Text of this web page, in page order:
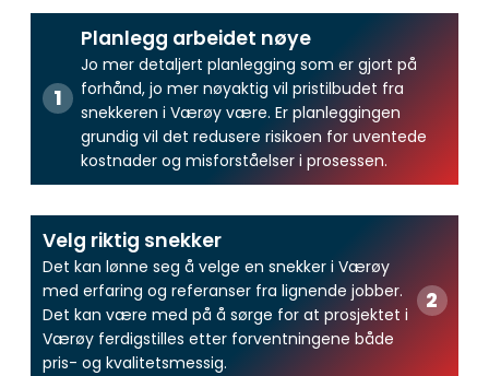
Planlegg arbeidet nøye
Jo mer detaljert planlegging som er gjort på
forhånd, jo mer nøyaktig vil pristilbudet fra
snekkeren i Værøy være. Er planleggingen
grundig vil det redusere risikoen for uventede
kostnader og misforståelser i prosessen.
Velg riktig snekker
Det kan lønne seg å velge en snekker i Værøy
med erfaring og referanser fra lignende jobber.
Det kan være med på å sørge for at prosjektet i
Værøy ferdigstilles etter forventningene både
pris- og kvalitetsmessig.